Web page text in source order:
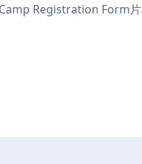
Registration Form